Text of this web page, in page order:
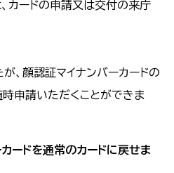
カードの申請又は交付の来庁
、顔認証マイナンバーカードの
申請いただくことができま
カードを通常のカードに戻せま